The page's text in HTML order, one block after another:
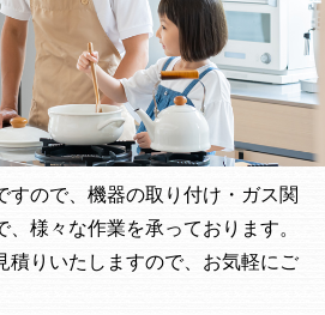
すので、機器の取り付け・ガス関
様々な作業を承っております。
積りいたしますので、お気軽にご